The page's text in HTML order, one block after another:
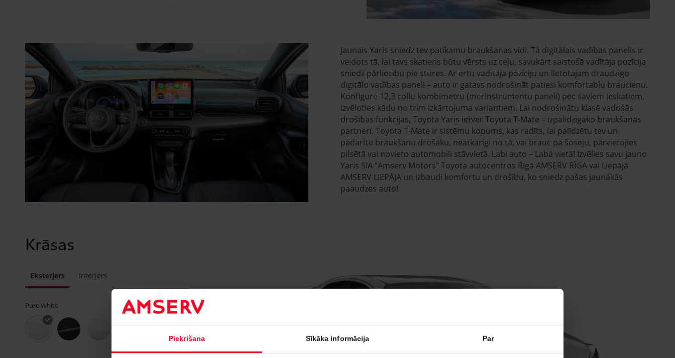
Piekrišana Sīkāka informācija Par
Jaunais Yaris sniedz tev patīkamu braukšanas vidi. Tā digitālais vadības panelis ir
veidots tā, lai tavs skatiens būtu vērsts uz ceļu, savukārt saistošā vadītāja pozīcija
sniedz pārliecību pie stūres. Ar ērtu vadītāja pozīciju un lietotājam draudzīgo
digitālo vadības paneli – auto ir gatavs nodrošināt patiesi komfortablu braucienu.
Konfigurē 12,3 collu kombimetru (mērinstrumentu paneli) pēc saviem ieskatiem,
izvēloties kādu no trim izkārtojuma variantiem. Lai nodrošinātu klasē vadošās
drošības funkcijas, Toyota Yaris ietver Toyota T-Mate – izpalīdzīgāko braukšanas
partneri. Toyota T-Mate ir sistēmu kopums, kas radīts, lai palīdzētu tev un
padarītu braukšanu drošāku, neatkarīgi no tā, vai brauc pa šoseju, pārvietojies
pilsētā vai novieto automobili stāvvietā. Labi auto – Labā vietā! Izvēlies savu jauno
Yaris SIA “Amserv Motors” Toyota autocentros Rīgā AMSERV RĪGA vai Liepājā
AMSERV LIEPĀJA un izbaudi komfortu un drošību, ko sniedz pašas jaunākās
paaudzes auto!
Krāsas
Eksterjers Interjers
Pure White